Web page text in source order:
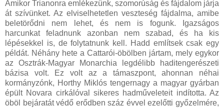
Amikor Trianonra emlékezünk, szomorúság és fájdalom járja
át szívünket. Az elviselhetetlen veszteség fájdalma, amibe
beletörődni nem lehet, és nem is fogunk. Igazságos
harcunkat feladnunk azonban nem szabad, és ha kis
lépésekkel is, de folytatnunk kell. Hadd említsek csak egy
példát. Néhány hete a Cattarói-öbölben jártam, mely egykor
az Osztrák-Magyar Monarchia legdélibb haditengerészeti
bázisa volt. Ez volt az a támaszpont, ahonnan néhai
kormányzónk, Horthy Miklós tengernagy a magyar gyárban
épült Novara cirkálóval sikeres hadműveleteit indította. Az
öböl bejáratát védő erődben száz évvel ezelőtti győzelmére,